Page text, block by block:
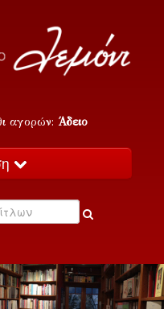
αγορών: Άδειο